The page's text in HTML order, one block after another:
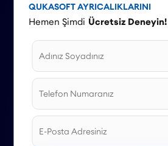
QUKASOFT AYRICALIKLARINI
Hemen Şimdi Ücretsiz Deneyin!